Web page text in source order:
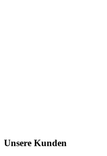
Unsere Kunden